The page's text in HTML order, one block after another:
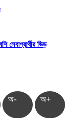
সেবাপ্রার্থীর ভিড়
অ- অ+